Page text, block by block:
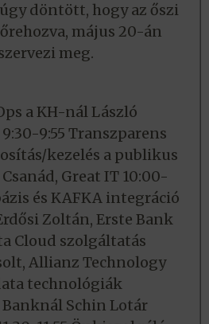
döntött, hogy az őszi
május 20-án
meg.
a KH-nál László
9:55 Transzparens
kezelés a publikus
Great IT 10:00-
és KAFKA integráció
Zoltán, Erste Bank
Cloud szolgáltatás
Allianz Technology
technológiák
Banknál Schin Lotár